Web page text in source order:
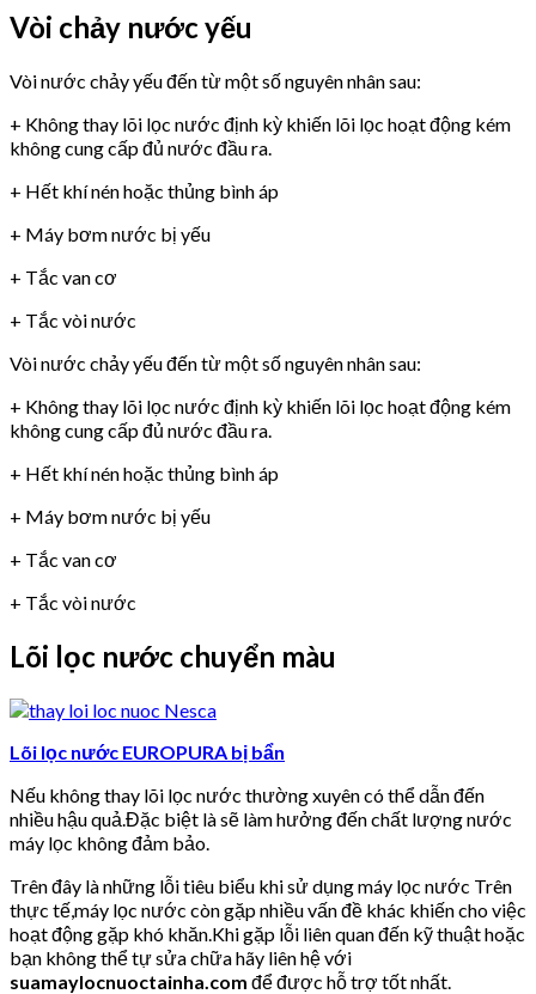
Vòi chảy nước yếu
Vòi nước chảy yếu đến từ một số nguyên nhân sau:
+ Không thay lõi lọc nước định kỳ khiến lõi lọc hoạt động kém
không cung cấp đủ nước đầu ra.
+ Hết khí nén hoặc thủng bình áp
+ Máy bơm nước bị yếu
+ Tắc van cơ
+ Tắc vòi nước
Vòi nước chảy yếu đến từ một số nguyên nhân sau:
+ Không thay lõi lọc nước định kỳ khiến lõi lọc hoạt động kém
không cung cấp đủ nước đầu ra.
+ Hết khí nén hoặc thủng bình áp
+ Máy bơm nước bị yếu
+ Tắc van cơ
+ Tắc vòi nước
Lõi lọc nước chuyển màu
Lõi lọc nước EUROPURA bị bẩn
Nếu không thay lõi lọc nước thường xuyên có thể dẫn đến
nhiều hậu quả.Đặc biệt là sẽ làm hưởng đến chất lượng nước
máy lọc không đảm bảo.
Trên đây là những lỗi tiêu biểu khi sử dụng máy lọc nước Trên
thực tế,máy lọc nước còn gặp nhiều vấn đề khác khiến cho việc
hoạt động gặp khó khăn.Khi gặp lỗi liên quan đến kỹ thuật hoặc
bạn không thể tự sửa chữa hãy liên hệ với
suamaylocnuoctainha.com để được hỗ trợ tốt nhất.